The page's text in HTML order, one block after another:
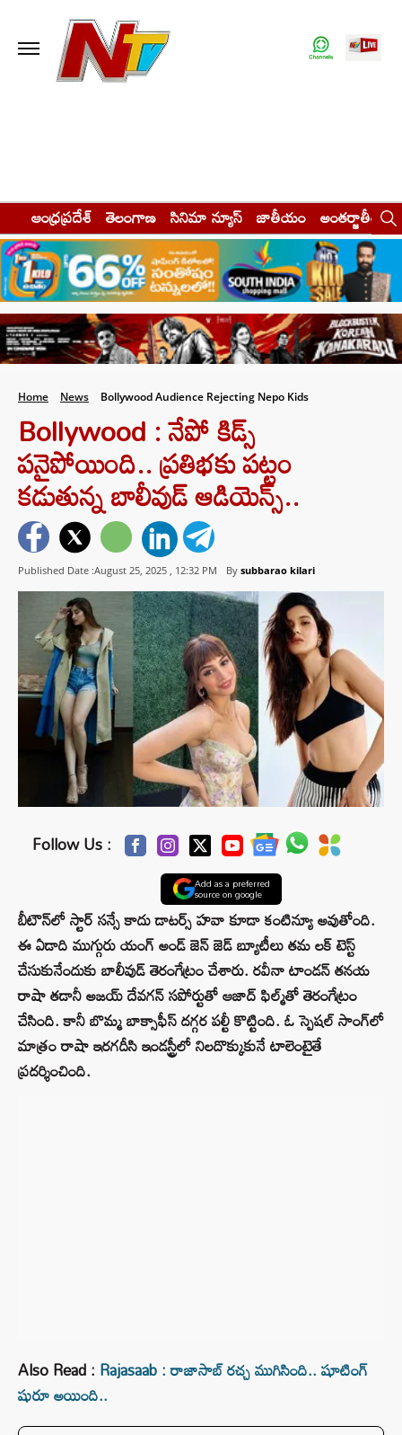
ఆంధ్రప్రదేశ్ తెలంగాణ సినిమా న్యూస్ జాతీయం అంతర్జాతీయం
Home News Bollywood Audience Rejecting Nepo Kids
Bollywood : నేపో కిడ్స్
పనైపోయింది.. ప్రతిభకు పట్టం
కడుతున్న బాలీవుడ్ ఆడియెన్స్..
Published Date :August 25, 2025 , 12:32 PM By subbarao kilari
Follow Us :
Add as a preferred
source on google
బీటౌన్‌లో స్టార్ సన్సే కాదు డాటర్స్ హవా కూడా కంటిన్యూ అవుతోంది.
ఈ ఏడాది ముగ్గురు యంగ్ అండ్ జెన్ జెడ్ బ్యూటీలు తమ లక్ టెస్ట్
చేసుకునేందుకు బాలీవుడ్ తెరంగేట్రం చేశారు. రవీనా టాండన్ తనయ
రాషా తడానీ అజయ్ దేవగన్ సపోర్టుతో ఆజాద్ ఫిల్మ్‌తో తెరంగేట్రం
చేసింది. కానీ బొమ్మ బాక్సాఫీస్ దగ్గర పల్టీ కొట్టింది. ఓ స్పెషల్ సాంగ్‌లో
మాత్రం రాషా ఇరగదీసి ఇండస్ట్రీలో నిలదొక్కుకునే టాలెంటైతే
ప్రదర్శించింది.
Also Read : Rajasaab : రాజాసాబ్ రచ్చ ముగిసింది.. షూటింగ్
షురూ అయింది..